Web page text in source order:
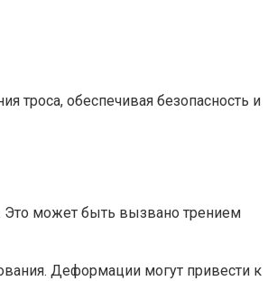
троса, обеспечивая безопасность и
Это может быть вызвано трением
Деформации могут привести к